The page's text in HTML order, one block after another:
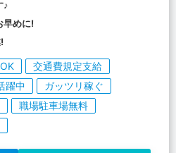
♪
早めに!
交通費規定支給
躍中
ガッツリ稼ぐ
職場駐車場無料